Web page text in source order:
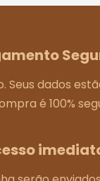
Seus dados
é 100%